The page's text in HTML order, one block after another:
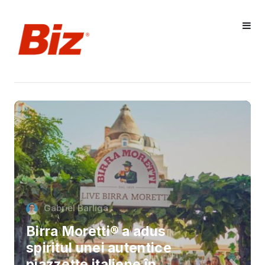
Gabriel Barliga
Birra Moretti® a adus
spiritul unei autentice